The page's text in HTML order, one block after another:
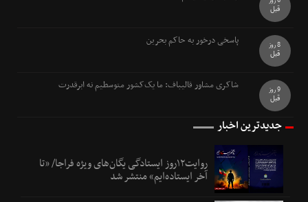
قبل
پاسخی درخور به حاکم بحرین
8 روز
قبل
شاکری مشاور قالیباف: ما یک‌کشور متوسطیم نه ابرقدرت
9 روز
قبل
جدیدترین اخبار
روایت۱۲روز ایستادگی یگان‌های ویژه فراجا/ «تا
آخر ایستاده‌ایم» منتشر شد